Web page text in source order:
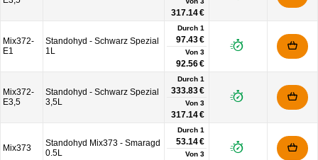
317.14 €
Mix372-
E1
Standohyd - Schwarz Spezial
1L
Durch 1
97.43 €
Von 3
92.56 €
Mix372-
E3,5
Standohyd - Schwarz Spezial
3,5L
Durch 1
333.83 €
Von 3
317.14 €
Mix373
Standohyd Mix373 - Smaragd
0.5L
Durch 1
53.14 €
Von 3